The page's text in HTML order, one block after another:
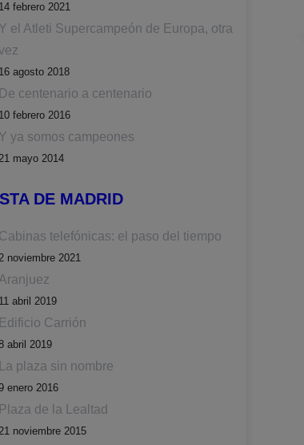
14 febrero 2021
Y el Atleti Supercampeón de Europa, otra
16 agosto 2018
De centenario a centenario
10 febrero 2016
Y ya somos campeones
mayo 2014
DE MADRID
Cabinas telefónicas: el paso del tiempo
noviembre 2021
Aranjuez
11 abril 2019
Edificio Carrión
abril 2019
La plaza sin nombre
enero 2016
Plaza de la Lealtad
noviembre 2015